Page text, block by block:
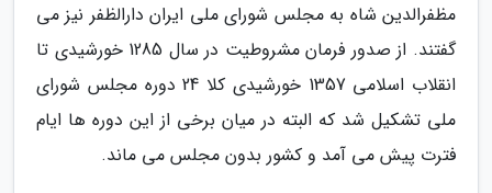
مظفرالدین شاه به مجلس شورای ملی ایران دارالظفر نیز می
گفتند. از صدور فرمان مشروطیت در سال 1285 خورشیدی تا
انقلاب اسلامی 1357 خورشیدی کلا 24 دوره مجلس شورای
ملی تشکیل شد که البته در میان برخی از این دوره ها ایام
فترت پیش می آمد و کشور بدون مجلس می ماند.